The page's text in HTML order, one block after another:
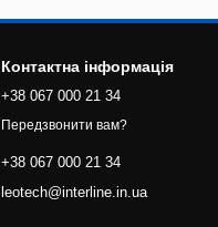
Контактна інформація
+38 067 000 21 34
Передзвонити вам?
+38 067 000 21 34
leotech@interline.in.ua